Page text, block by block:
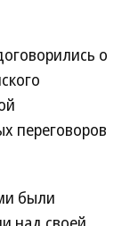
о
переговоров
были